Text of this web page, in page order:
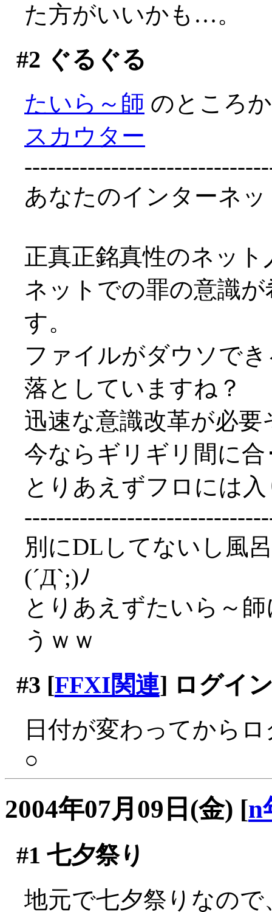
た方がいいかも…。
#2 ぐるぐる
たいら～師 のところ
スカウター
あなたのインターネ
正真正銘真性のネット
ネットでの罪の意識
す。
ファイルがダウソで
落としていますね？
迅速な意識改革が必要
今ならギリギリ間に合
とりあえずフロには
別にDLしてないし風
(´Д`;)ﾉ
とりあえずたいら～
うｗｗ
#3 [FFXI関連] ログイ
日付が変わってから
○
2004年07月09日(金) [n
#1 七夕祭り
地元で七夕祭りなの